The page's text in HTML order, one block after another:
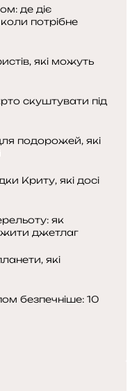
де діє
потрібне
які можуть
скуштувати під
подорожей, які
Криту, які досі
як
джетлаг
які
безпечніше: 10